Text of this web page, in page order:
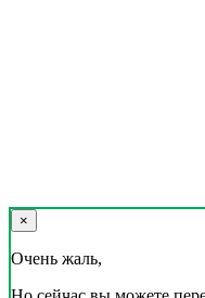
×
Очень жаль,